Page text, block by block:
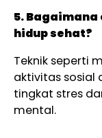
5.
hidup sehat?
Teknik seperti
aktivitas sosial
tingkat stres
mental.